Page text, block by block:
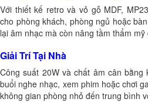
Với thiết kế retro và vỏ gỗ MDF,
cho phòng khách, phòng ngủ hoặc
lại âm nhạc mà còn nâng tầm thẩm
Giải Trí Tại Nhà
Công suất 20W và chất âm cân
buổi nghe nhạc, xem phim hoặc chơi
không gian phòng nhỏ đến trung bình